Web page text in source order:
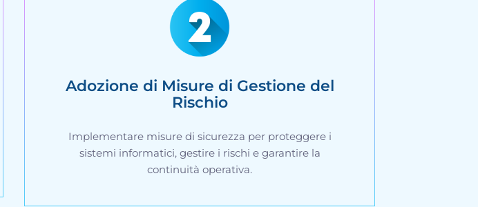
Adozione di Misure di Gestione del
Rischio
Implementare misure di sicurezza per proteggere i
sistemi informatici, gestire i rischi e garantire la
continuità operativa.